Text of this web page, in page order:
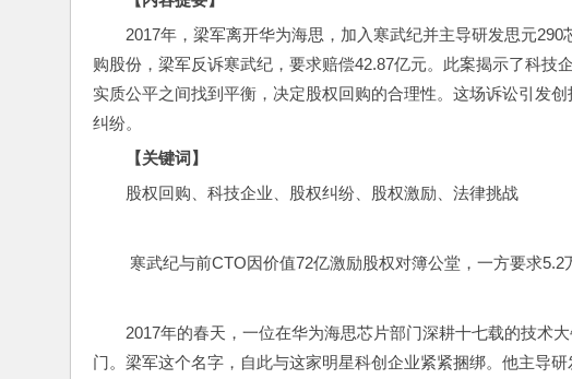
2017年，梁军离开华为海思，加入寒武纪并主导研发思元
购股份，梁军反诉寒武纪，要求赔偿42.87亿元。此案揭示了科技
实质公平之间找到平衡，决定股权回购的合理性。这场诉讼引发
纠纷。
【关键词】
股权回购、科技企业、股权纠纷、股权激励、法律挑战
寒武纪与前CTO因价值72亿激励股权对簿公堂，一方要求5.2
2017年的春天，一位在华为海思芯片部门深耕十七载的技术
门。梁军这个名字，自此与这家明星科创企业紧紧捆绑。他主导